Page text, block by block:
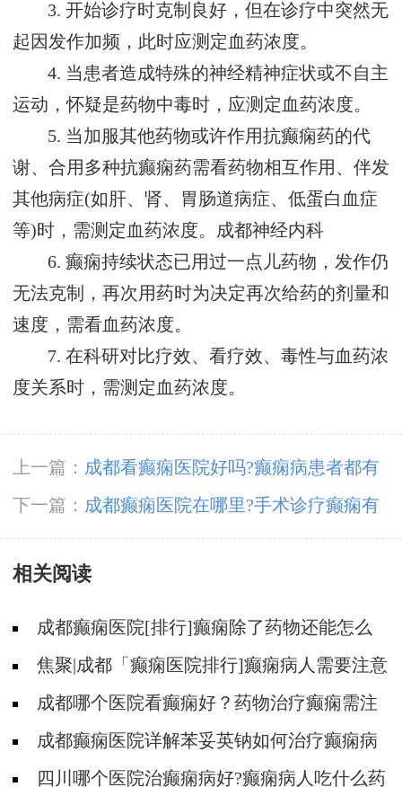
3. 开始诊疗时克制良好，但在诊疗中突然无
起因发作加频，此时应测定血药浓度。
4. 当患者造成特殊的神经精神症状或不自主
运动，怀疑是药物中毒时，应测定血药浓度。
5. 当加服其他药物或许作用抗癫痫药的代
谢、合用多种抗癫痫药需看药物相互作用、伴发
其他病症(如肝、肾、胃肠道病症、低蛋白血症
等)时，需测定血药浓度。 成都神经内科
6. 癫痫持续状态已用过一点儿药物，发作仍
无法克制，再次用药时为决定再次给药的剂量和
速度，需看血药浓度。
7. 在科研对比疗效、看疗效、毒性与血药浓
度关系时，需测定血药浓度。
上一篇： 成都看癫痫医院好吗?癫痫病患者都有
哪些早期症状?
下一篇： 成都癫痫医院在哪里?手术诊疗癫痫有
什么危险？
相关阅读
成都癫痫医院[排行]癫痫除了药物还能怎么
治?焦聚|成都「癫痫医院排行]癫痫病人需要注意
哪些治疗和护理?
成都哪个医院看癫痫好？药物治疗癫痫需注
意哪些事?
成都癫痫医院详解苯妥英钠如何治疗癫痫病
四川哪个医院治癫痫病好?癫痫病人吃什么药